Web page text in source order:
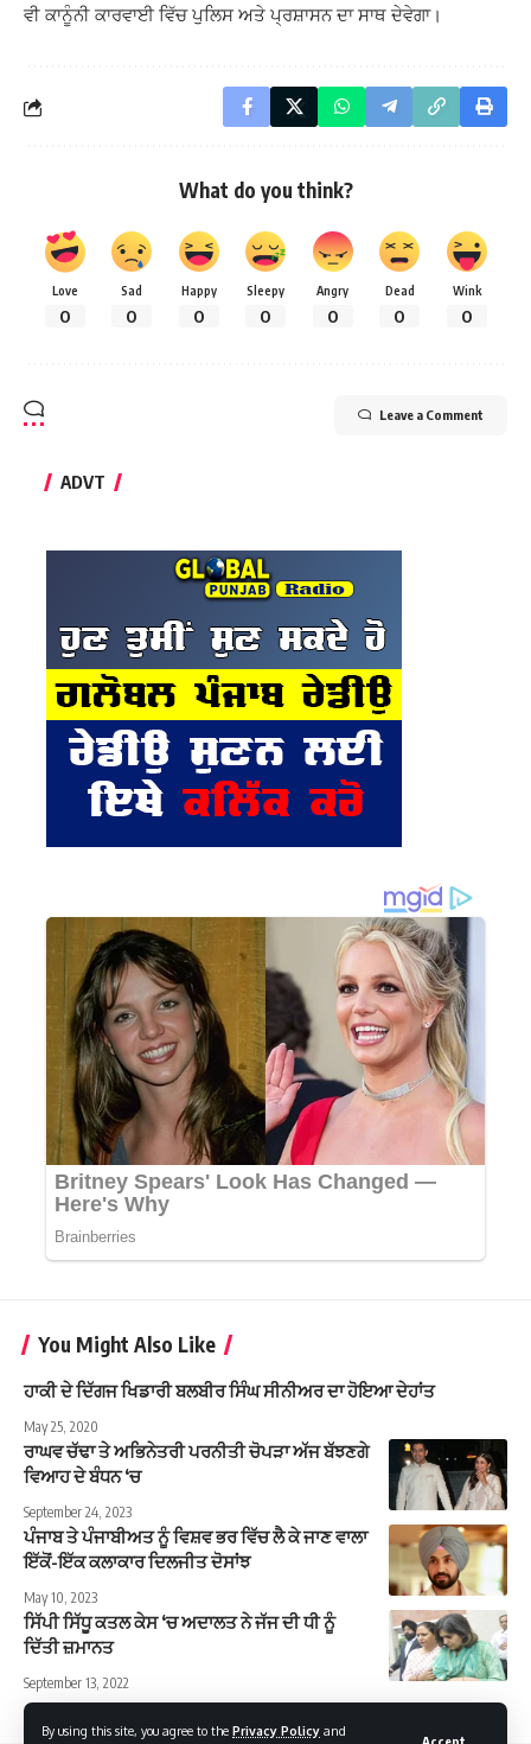
By using this site, you agree to the Privacy Policy and
Accept
ਵੀ ਕਾਨੂੰਨੀ ਕਾਰਵਾਈ ਵਿੱਚ ਪੁਲਿਸ ਅਤੇ ਪ੍ਰਸ਼ਾਸਨ ਦਾ ਸਾਥ ਦੇਵੇਗਾ।
What do you think?
Love
0
Sad
0
Happy
0
Sleepy
0
Angry
0
Dead
0
Wink
0
Leave a Comment
ADVT
You Might Also Like
ਹਾਕੀ ਦੇ ਦਿੱਗਜ ਖਿਡਾਰੀ ਬਲਬੀਰ ਸਿੰਘ ਸੀਨੀਅਰ ਦਾ ਹੋਇਆ ਦੇਹਾਂਤ
May 25, 2020
ਰਾਘਵ ਚੱਢਾ ਤੇ ਅਭਿਨੇਤਰੀ ਪਰਨੀਤੀ ਚੋਪੜਾ ਅੱਜ ਬੱਝਣਗੇ
ਵਿਆਹ ਦੇ ਬੰਧਨ ‘ਚ
September 24, 2023
ਪੰਜਾਬ ਤੇ ਪੰਜਾਬੀਅਤ ਨੂੰ ਵਿਸ਼ਵ ਭਰ ਵਿੱਚ ਲੈ ਕੇ ਜਾਣ ਵਾਲਾ
ਇੱਕੋਂ-ਇੱਕ ਕਲਾਕਾਰ ਦਿਲਜੀਤ ਦੋਸਾਂਝ
May 10, 2023
ਸਿੱਪੀ ਸਿੱਧੂ ਕਤਲ ਕੇਸ ‘ਚ ਅਦਾਲਤ ਨੇ ਜੱਜ ਦੀ ਧੀ ਨੂੰ
ਦਿੱਤੀ ਜ਼ਮਾਨਤ
September 13, 2022